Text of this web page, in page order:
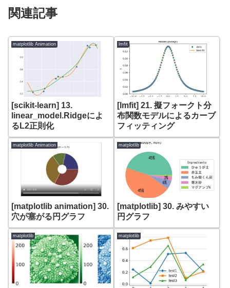
関連記事
matplotlib Animation
[scikit-learn] 13.
linear_model.Ridgeによ
るL2正則化
lmfit
[lmfit] 21. 擬フォークト分
布関数モデルによるカーブ
フィッティング
matplotlib Animation
[matplotlib animation] 30.
穴が塞がる円グラフ
matplotlib
[matplotlib] 30. みやすい
円グラフ
matplotlib matplotlib